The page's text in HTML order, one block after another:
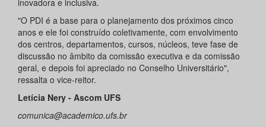
inovadora e inclusiva.
"O PDI é a base para o planejamento dos próximos cinco
anos e ele foi construído coletivamente, com envolvimento
dos centros, departamentos, cursos, núcleos, teve fase de
discussão no âmbito da comissão executiva e da comissão
geral, e depois foi apreciado no Conselho Universitário",
ressalta o vice-reitor.
Letícia Nery - Ascom UFS
comunica@academico.ufs.br